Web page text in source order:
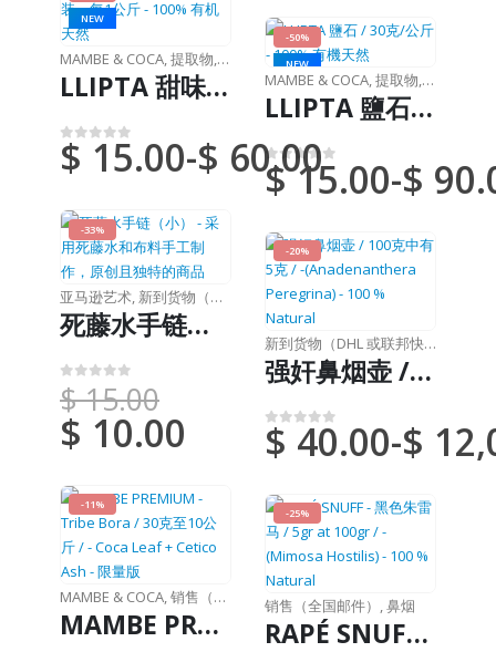
NEW
MAMBE & COCA,提取物, 销售（全国邮件）
LLIPTA 甜味膏 / 30克装，每1公斤 - 100% 有机天然
0满分 5 分
$ 15.00-$ 60.00
-50%
NEW
MAMBE & COCA,提取物, 销售（全
LLIPTA 鹽石 / 30克/公斤 - 100% 有機天然
0满分 5 分
$15.00-$
-33%
亚马逊艺术, 新到货物（DHL 或联邦快递）
死藤水手链（小） - 采用死藤水和布料手工制作，原创且独特的商品
0满分 5 分
$15.00
$ 10.00
-20%
新到货物（DHL 或联邦快递）
强奸鼻烟壶 / 100克中有5克 / -(Anadenanthera Peregrina) - 100 % Natural
0满分 5 分
$ 40.00-$
-11%
MAMBE & COCA,销售（全国邮件）
MAMBE PREMIUM - Tribe Bora / 30克至10公斤 / - Coca Leaf + Cetico Ash - 限量版
-25%
销售（全国邮件） ,鼻烟
RAPÉ SNUFF - 黑色朱雷马 / 5gr at 100gr / - (Mimosa Hostilis) - 100 % Natural